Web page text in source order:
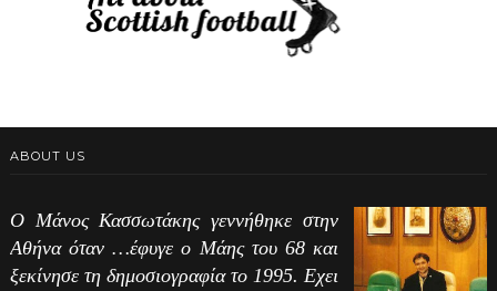
ABOUT US
Ο Μάνος Κασσωτάκης γεννήθηκε στην
Αθήνα όταν …έφυγε ο Μάης του 68 και
ξεκίνησε τη δημοσιογραφία το 1995. Εχει